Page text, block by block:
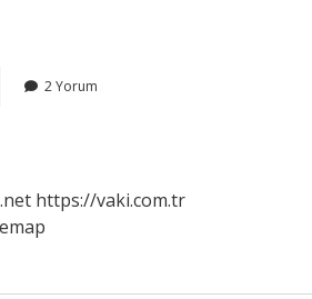
2 Yorum
https://vaki.com.tr